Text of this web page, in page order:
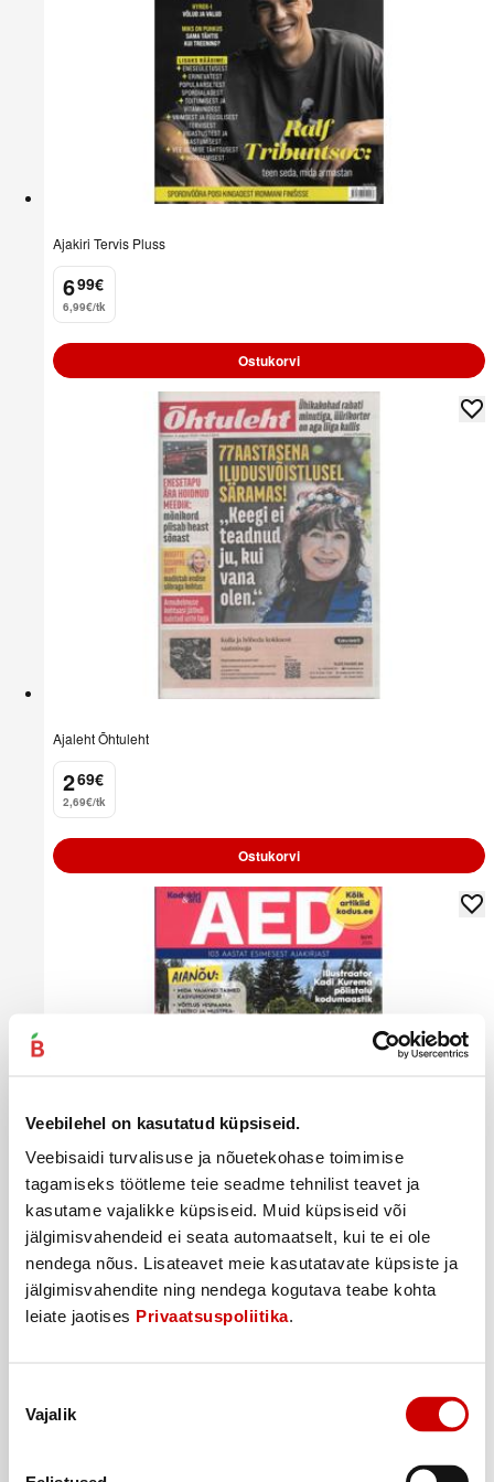
Veebilehel on kasutatud küpsiseid.
Veebisaidi turvalisuse ja nõuetekohase toimimise
tagamiseks töötleme teie seadme tehnilist teavet ja
kasutame vajalikke küpsiseid. Muid küpsiseid või
jälgimisvahendeid ei seata automaatselt, kui te ei ole
nendega nõus. Lisateavet meie kasutatavate küpsiste ja
jälgimisvahendite ning nendega kogutava teabe kohta
leiate jaotises Privaatsuspoliitika.
valik
Vajalik
Ajakiri Tervis Pluss
6
. 99€
6,99€/tk
Ostukorvi
Ajaleht Õhtuleht
2
. 69€
2,69€/tk
Ostukorvi
Ajakiri AED
7
. 50 €
7,5€/tk